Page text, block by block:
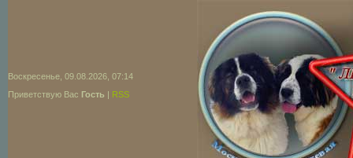
Воскресенье, 09.08.2026, 07:14
Приветствую Вас Гость | RSS